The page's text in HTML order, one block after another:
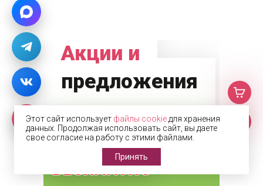
Акции и
предложения
Этот сайт использует файлы cookie для хранения
данных. Продолжая использовать сайт, вы даете
свое согласие на работу с этими файлами.
Принять